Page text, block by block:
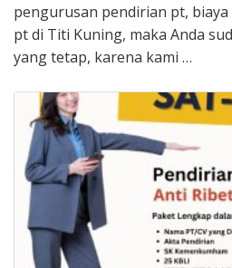
pengurusan pendirian pt,
pt di Titi Kuning, maka Anda
yang tetap, karena kami …